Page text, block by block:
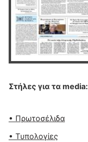
Στήλες για τα media:
• Πρωτοσέλιδα
• Tυπολογίες